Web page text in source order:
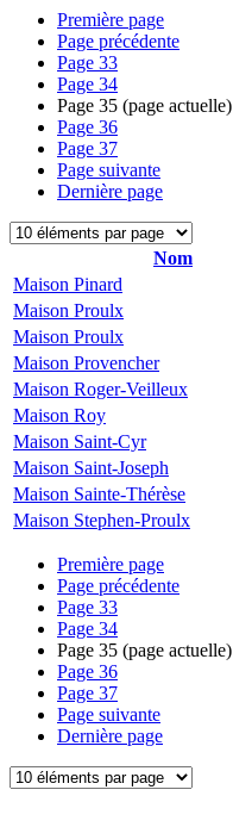
Première page
Page précédente
Page 33
Page 34
Page 35 (page actuelle)
Page 36
Page 37
Page suivante
Dernière page
Nom
Maison Pinard
Maison Proulx
Maison Proulx
Maison Provencher
Maison Roger-Veilleux
Maison Roy
Maison Saint-Cyr
Maison Saint-Joseph
Maison Sainte-Thérèse
Maison Stephen-Proulx
Première page
Page précédente
Page 33
Page 34
Page 35 (page actuelle)
Page 36
Page 37
Page suivante
Dernière page